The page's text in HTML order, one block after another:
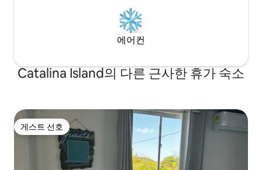
에어컨
Catalina Island의 다른 근사한 휴가 숙소
게스트 선호
게스트 선호